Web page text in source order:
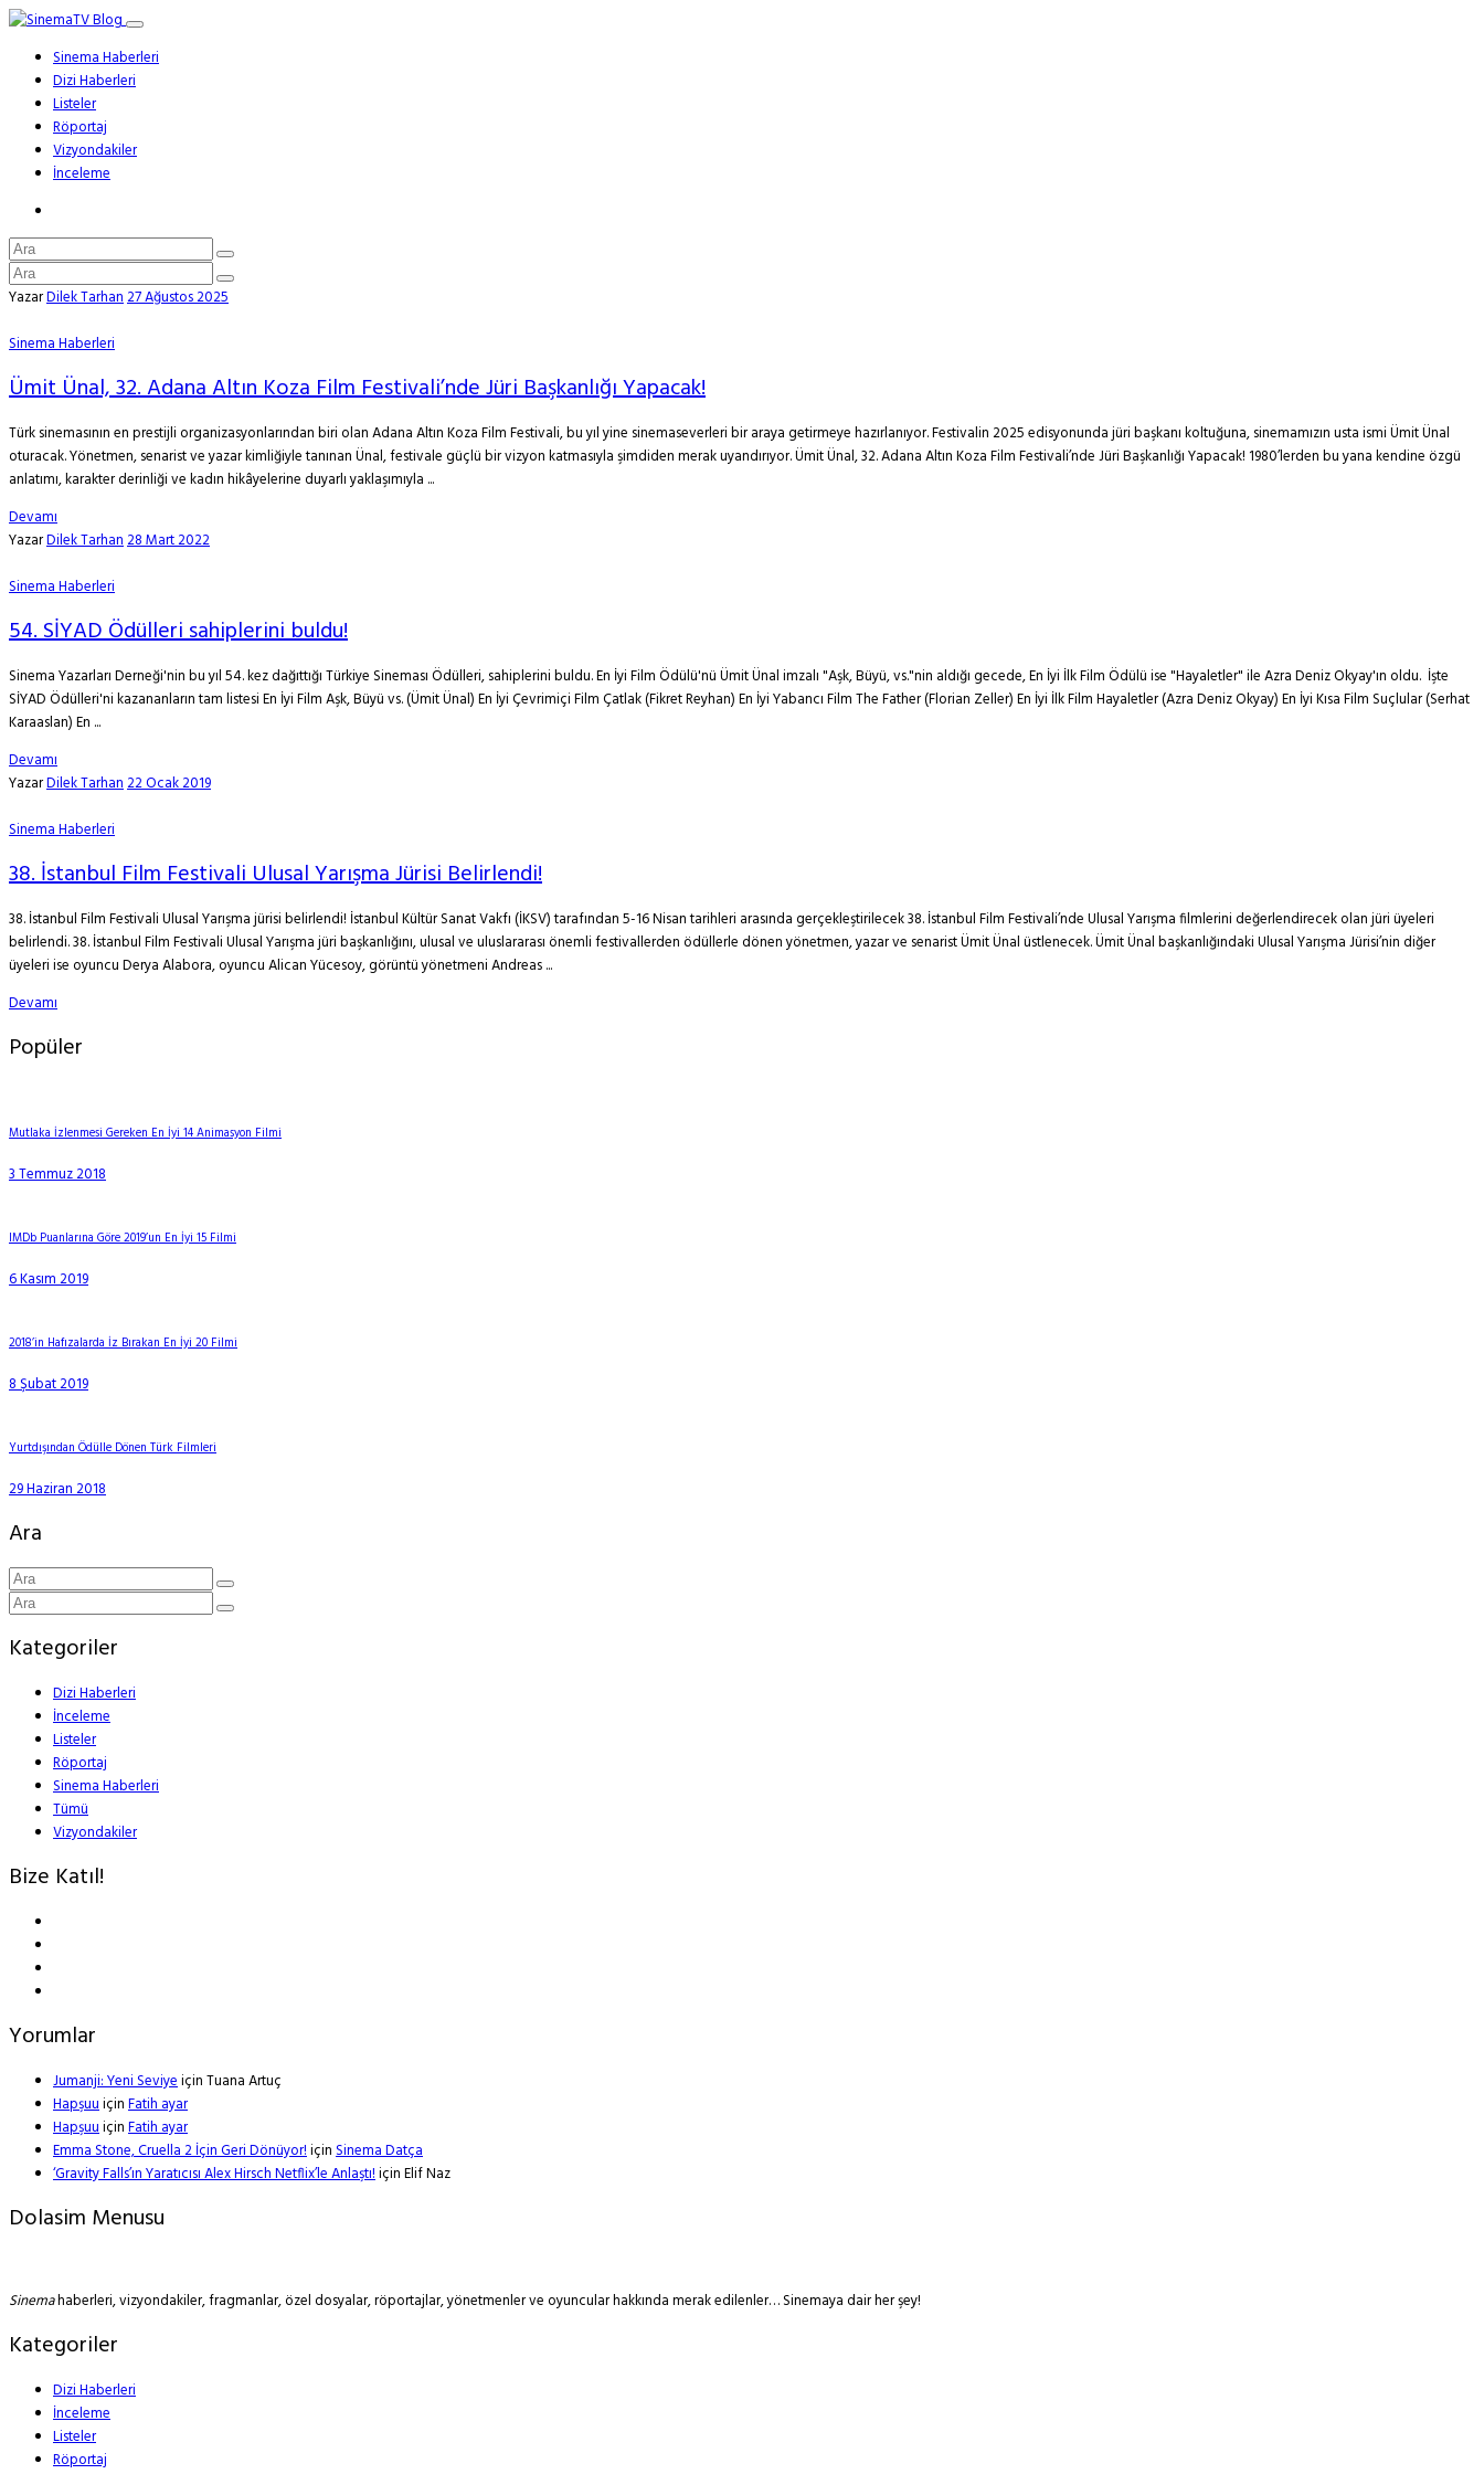
Sinema Haberleri
Dizi Haberleri
Listeler
Röportaj
Vizyondakiler
İnceleme
YazarDilek Tarhan27 Ağustos 2025
Sinema Haberleri
Ümit Ünal, 32. Adana Altın Koza Film Festivali’nde Jüri Başkanlığı Yapacak!
Türk sinemasının en prestijli organizasyonlarından biri olan Adana Altın Koza Film Festivali, bu yıl yine sinemaseverleri bir araya getirmeye hazırlanıyor. Festivalin 2025 edisyonunda jüri başkanı koltuğuna, sinemamızın usta ismi Ümit Ünal
oturacak. Yönetmen, senarist ve yazar kimliğiyle tanınan Ünal, festivale güçlü bir vizyon katmasıyla şimdiden merak uyandırıyor. Ümit Ünal, 32. Adana Altın Koza Film Festivali’nde Jüri Başkanlığı Yapacak! 1980’lerden bu yana kendine özgü
anlatımı, karakter derinliği ve kadın hikâyelerine duyarlı yaklaşımıyla ...
Devamı
YazarDilek Tarhan28 Mart 2022
Sinema Haberleri
54. SİYAD Ödülleri sahiplerini buldu!
Sinema Yazarları Derneği'nin bu yıl 54. kez dağıttığı Türkiye Sineması Ödülleri, sahiplerini buldu. En İyi Film Ödülü'nü Ümit Ünal imzalı "Aşk, Büyü, vs."nin aldığı gecede, En İyi İlk Film Ödülü ise "Hayaletler" ile Azra Deniz Okyay'ın oldu. İşte
SİYAD Ödülleri'ni kazananların tam listesi En İyi Film Aşk, Büyü vs. (Ümit Ünal) En İyi Çevrimiçi Film Çatlak (Fikret Reyhan) En İyi Yabancı Film The Father (Florian Zeller) En İyi İlk Film Hayaletler (Azra Deniz Okyay) En İyi Kısa Film Suçlular (Serhat
Karaaslan) En ...
Devamı
YazarDilek Tarhan22 Ocak 2019
Sinema Haberleri
38. İstanbul Film Festivali Ulusal Yarışma Jürisi Belirlendi!
38. İstanbul Film Festivali Ulusal Yarışma jürisi belirlendi! İstanbul Kültür Sanat Vakfı (İKSV) tarafından 5-16 Nisan tarihleri arasında gerçekleştirilecek 38. İstanbul Film Festivali’nde Ulusal Yarışma filmlerini değerlendirecek olan jüri üyeleri
belirlendi. 38. İstanbul Film Festivali Ulusal Yarışma jüri başkanlığını, ulusal ve uluslararası önemli festivallerden ödüllerle dönen yönetmen, yazar ve senarist Ümit Ünal üstlenecek. Ümit Ünal başkanlığındaki Ulusal Yarışma Jürisi’nin diğer
üyeleri ise oyuncu Derya Alabora, oyuncu Alican Yücesoy, görüntü yönetmeni Andreas ...
Devamı
Popüler
Mutlaka İzlenmesi Gereken En İyi 14 Animasyon Filmi
3 Temmuz 2018
IMDb Puanlarına Göre 2019’un En İyi 15 Filmi
6 Kasım 2019
2018’in Hafızalarda İz Bırakan En İyi 20 Filmi
8 Şubat 2019
Yurtdışından Ödülle Dönen Türk Filmleri
29 Haziran 2018
Ara
Kategoriler
Dizi Haberleri
İnceleme
Listeler
Röportaj
Sinema Haberleri
Tümü
Vizyondakiler
Bize Katıl!
Yorumlar
Jumanji: Yeni SeviyeiçinTuana Artuç
HapşuuiçinFatih ayar
HapşuuiçinFatih ayar
Emma Stone, Cruella 2 İçin Geri Dönüyor!içinSinema Datça
‘Gravity Falls’ın Yaratıcısı Alex Hirsch Netflix’le Anlaştı!içinElif Naz
Dolasim Menusu
Sinemahaberleri, vizyondakiler, fragmanlar, özel dosyalar, röportajlar, yönetmenler ve oyuncular hakkında merak edilenler… Sinemaya dair her şey!
Kategoriler
Dizi Haberleri
İnceleme
Listeler
Röportaj